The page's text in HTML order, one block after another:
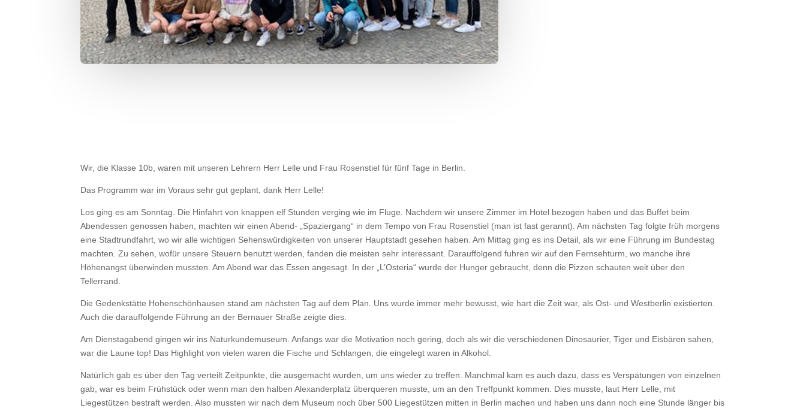
Wir, die Klasse 10b, waren mit unseren Lehrern Herr Lelle und Frau Rosenstiel für fünf Tage in Berlin.
Das Programm war im Voraus sehr gut geplant, dank Herr Lelle!
Los ging es am Sonntag. Die Hinfahrt von knappen elf Stunden verging wie im Fluge. Nachdem wir unsere Zimmer im Hotel bezogen haben und das Buffet beim
Abendessen genossen haben, machten wir einen Abend- „Spaziergang“ in dem Tempo von Frau Rosenstiel (man ist fast gerannt). Am nächsten Tag folgte früh morgens
eine Stadtrundfahrt, wo wir alle wichtigen Sehenswürdigkeiten von unserer Hauptstadt gesehen haben. Am Mittag ging es ins Detail, als wir eine Führung im Bundestag
machten. Zu sehen, wofür unsere Steuern benutzt werden, fanden die meisten sehr interessant. Darauffolgend fuhren wir auf den Fernsehturm, wo manche ihre
Höhenangst überwinden mussten. Am Abend war das Essen angesagt. In der „L’Osteria“ wurde der Hunger gebraucht, denn die Pizzen schauten weit über den
Tellerrand.
Die Gedenkstätte Hohenschönhausen stand am nächsten Tag auf dem Plan. Uns wurde immer mehr bewusst, wie hart die Zeit war, als Ost- und Westberlin existierten.
Auch die darauffolgende Führung an der Bernauer Straße zeigte dies.
Am Dienstagabend gingen wir ins Naturkundemuseum. Anfangs war die Motivation noch gering, doch als wir die verschiedenen Dinosaurier, Tiger und Eisbären sahen,
war die Laune top! Das Highlight von vielen waren die Fische und Schlangen, die eingelegt waren in Alkohol.
Natürlich gab es über den Tag verteilt Zeitpunkte, die ausgemacht wurden, um uns wieder zu treffen. Manchmal kam es auch dazu, dass es Verspätungen von einzelnen
gab, war es beim Frühstück oder wenn man den halben Alexanderplatz überqueren musste, um an den Treffpunkt kommen. Dies musste, laut Herr Lelle, mit
Liegestützen bestraft werden. Also mussten wir nach dem Museum noch über 500 Liegestützen mitten in Berlin machen und haben uns dann noch eine Stunde länger bis